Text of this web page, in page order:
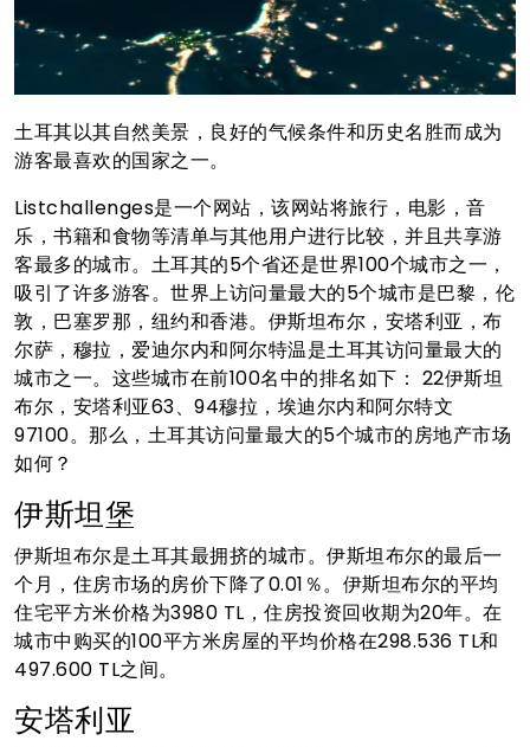
土耳其以其自然美景，良好的气候条件和历史名胜而成为
游客最喜欢的国家之一。
Listchallenges是一个网站，该网站将旅行，电影，音
乐，书籍和食物等清单与其他用户进行比较，并且共享游
客最多的城市。土耳其的5个省还是世界100个城市之一，
吸引了许多游客。世界上访问量最大的5个城市是巴黎，伦
敦，巴塞罗那，纽约和香港。伊斯坦布尔，安塔利亚，布
尔萨，穆拉，爱迪尔内和阿尔特温是土耳其访问量最大的
城市之一。这些城市在前100名中的排名如下： 22伊斯坦
布尔，安塔利亚63、94穆拉，埃迪尔内和阿尔特文
97100。那么，土耳其访问量最大的5个城市的房地产市场
如何？
伊斯坦堡
伊斯坦布尔是土耳其最拥挤的城市。伊斯坦布尔的最后一
个月，住房市场的房价下降了0.01％。伊斯坦布尔的平均
住宅平方米价格为3980 TL，住房投资回收期为20年。在
城市中购买的100平方米房屋的平均价格在298.536 TL和
497.600 TL之间。
安塔利亚